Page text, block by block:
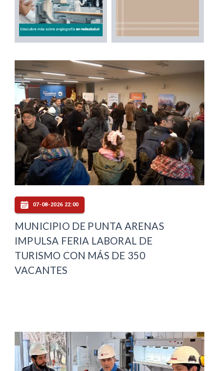
07-08-2026 22:00
MUNICIPIO DE PUNTA ARENAS
IMPULSA FERIA LABORAL DE
TURISMO CON MÁS DE 350
VACANTES